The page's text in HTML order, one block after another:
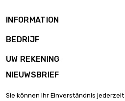
INFORMATION
BEDRIJF
UW REKENING
NIEUWSBRIEF
Sie können Ihr Einverständnis